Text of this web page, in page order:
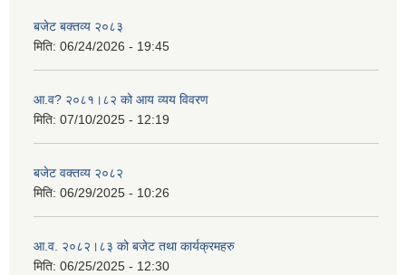
बजेट बक्तव्य २०८३
मिति: 06/24/2026 - 19:45
आ.व? २०८१।८२ को आय व्यय विवरण
मिति: 07/10/2025 - 12:19
बजेट वक्तव्य २०८२
मिति: 06/29/2025 - 10:26
आ.व. २०८२।८३ को बजेट तथा कार्यक्रमहरु
मिति: 06/25/2025 - 12:30